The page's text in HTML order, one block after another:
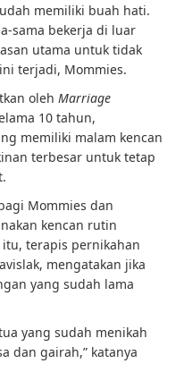
memiliki buah hati.
sama bekerja di luar
utama untuk tidak
terjadi, Mommies.
oleh Marriage
10 tahun,
memiliki malam kencan
terbesar untuk tetap
Mommies dan
kencan rutin
terapis pernikahan
mengatakan jika
yang sudah lama
yang sudah menikah
dan gairah,” katanya